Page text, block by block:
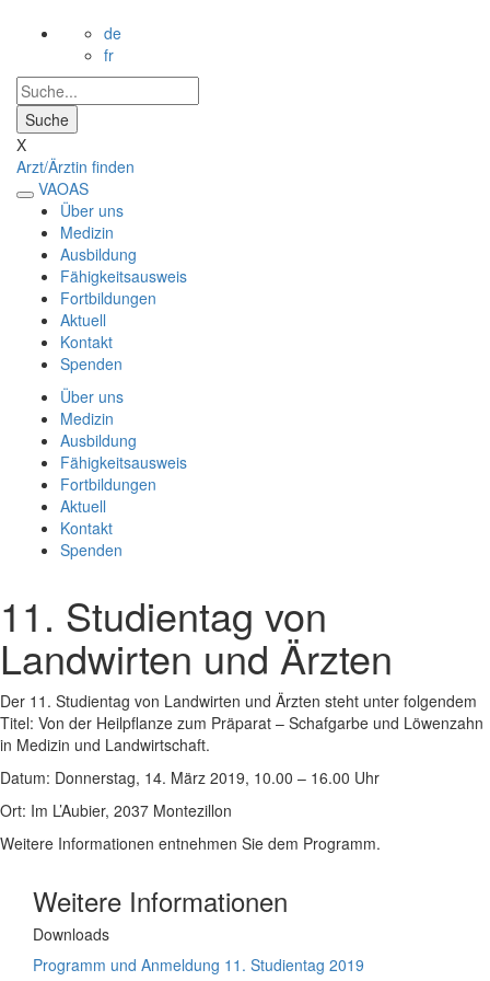
de
fr
X
Arzt/Ärztin finden
VAOAS
Über uns
Medizin
Ausbildung
Fähigkeitsausweis
Fortbildungen
Aktuell
Kontakt
Spenden
Über uns
Medizin
Ausbildung
Fähigkeitsausweis
Fortbildungen
Aktuell
Kontakt
Spenden
11. Studientag von
Landwirten und Ärzten
Der 11. Studientag von Landwirten und Ärzten steht unter folgendem
Titel: Von der Heilpflanze zum Präparat – Schafgarbe und Löwenzahn
in Medizin und Landwirtschaft.
Datum: Donnerstag, 14. März 2019, 10.00 – 16.00 Uhr
Ort: Im L’Aubier, 2037 Montezillon
Weitere Informationen entnehmen Sie dem Programm.
Weitere Informationen
Downloads
Programm und Anmeldung 11. Studientag 2019